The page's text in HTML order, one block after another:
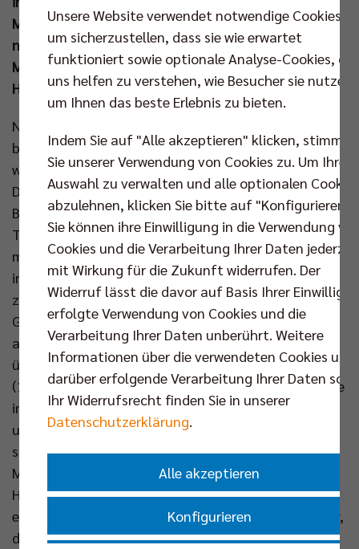
MVP Moritz Reichert & Co äußerst stabil und fahren
nun mit dem Rückenwind des klaren Heimsiegs am
Mittwoch (09. Apr um 19.00 Uhr) zu Spiel zwei in die
Hildesheimer Volksbank-Arena.
Nach der Schrecksekunde im letzten Auswärtsspiel
bei den Netzhoppers meldete sich Moritz Reichert
wieder fit und so gingen sowohl der amtierende
Deutsche Meister als auch der
Bronzemedaillengewinner der Vorsaison in
Topformation in dieses erste Halbfinale. Jake Hanes,
mit neuer Playoff-Frisur, kam im Angriff sofort gut
ins Spiel (4:2) und auch der Berliner Block stand früh
zweimal in Folge (6:2). Aber die erste Auszeit von
Gästetrainer Itamar Stein fruchtete. Anschließend
arbeiteten sich die Giesener ins Match (8:7) und
übernahmen durch ein Champlin-Ass die Führung
(10:11). Kapitän Ruben Schott & Co hatten ihre Mühe
in der Annahme, aber im Angriff agierten Reichert
und seine Nebenmänner konsequent (18:18). So
spitzte sich der Auftaktsatz nach einem starken
Mantha-Aufschlag (20:22) und einem wichtigen
Hanes-Ass direkt zu (23:23). Sechs Satzbälle
erspielten sich die Grizzlys, aber es waren die Berliner,
die ihren dritten nutzten. Zum Abschluss punktete
Unsere Website verwendet notwendige Cookies,
um sicherzustellen, dass sie wie erwartet
funktioniert sowie optionale Analyse-Cookies, die
uns helfen zu verstehen, wie Besucher sie nutzen,
um Ihnen das beste Erlebnis zu bieten.
Indem Sie auf "Alle akzeptieren" klicken, stimmen
Sie unserer Verwendung von Cookies zu. Um Ihre
Auswahl zu verwalten und alle optionalen Cookies
abzulehnen, klicken Sie bitte auf "Konfigurieren".
Sie können ihre Einwilligung in die Verwendung
Cookies und die Verarbeitung Ihrer Daten
mit Wirkung für die Zukunft widerrufen. Der
Widerruf lässt die davor auf Basis Ihrer
erfolgte Verwendung von Cookies und die
Verarbeitung Ihrer Daten unberührt. Weitere
Informationen über die verwendeten Cookies und
darüber erfolgende Verarbeitung Ihrer Daten
Ihr Widerrufsrecht finden Sie in unserer
Datenschutzerklärung.
Alle akzeptieren
Konfigurieren